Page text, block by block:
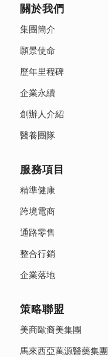
關於我們
集團簡介
願景使命
歷年里程碑
企業永續
創辦人介紹
醫養團隊
服務項目
精準健康
跨境電商
通路零售
整合行銷
企業落地
策略聯盟
美商歐裔美集團
馬來西亞萬源醫藥集團